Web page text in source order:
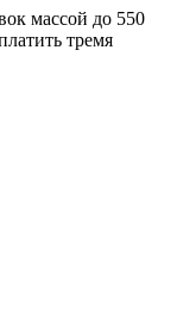
массой до 550
тремя